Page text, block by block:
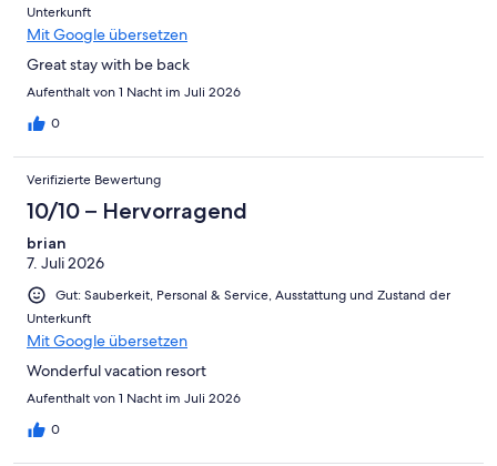
Unterkunft
Mit Google übersetzen
Great stay with be back
Aufenthalt von 1 Nacht im Juli 2026
0
Verifizierte Bewertung
10/10 – Hervorragend
brian
7. Juli 2026
Gut: Sauberkeit, Personal & Service, Ausstattung und Zustand der
Unterkunft
Mit Google übersetzen
Wonderful vacation resort
Aufenthalt von 1 Nacht im Juli 2026
0